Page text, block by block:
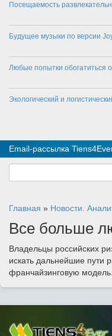
Посещаемость
Будущее музыки по версии
Любые попытки обогатиться
Экологический и
Email-рассылка
Главная » Новости.
Все больше
Владельцы российских
искать дальнейшие пути
франчайзинговую модель.